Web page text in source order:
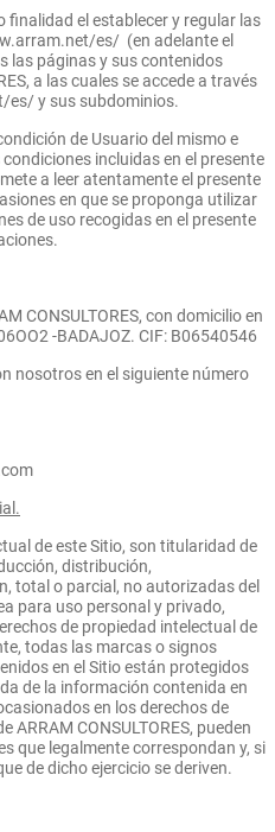
finalidad el establecer y regular las
es/ (en adelante el
las páginas y sus contenidos
a las cuales se accede a través
y sus subdominios.
de Usuario del mismo e
incluidas en el presente
a leer atentamente el presente
en que se proponga utilizar
de uso recogidas en el presente
CONSULTORES, con domicilio en
-BADAJOZ. CIF: B06540546
nosotros en el siguiente número
de este Sitio, son titularidad de
distribución,
total o parcial, no autorizadas del
para uso personal y privado,
de propiedad intelectual de
todas las marcas o signos
en el Sitio están protegidos
de la información contenida en
en los derechos de
CONSULTORES, pueden
que legalmente correspondan y, si
de dicho ejercicio se deriven.